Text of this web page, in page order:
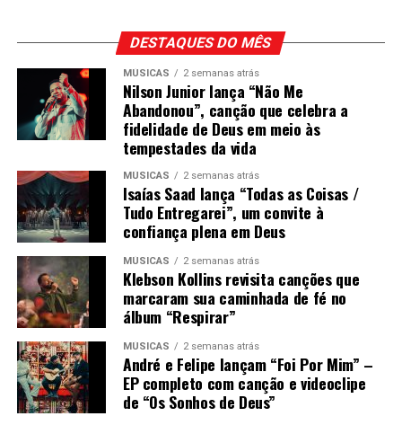
DESTAQUES DO MÊS
MÚSICAS 2 semanas atrás
Nilson Junior lança “Não Me
Abandonou”, canção que celebra a
fidelidade de Deus em meio às
tempestades da vida
MÚSICAS 2 semanas atrás
Isaías Saad lança “Todas as Coisas /
Tudo Entregarei”, um convite à
confiança plena em Deus
MÚSICAS 2 semanas atrás
Klebson Kollins revisita canções que
marcaram sua caminhada de fé no
álbum “Respirar”
MÚSICAS 2 semanas atrás
André e Felipe lançam “Foi Por Mim” –
EP completo com canção e videoclipe
de “Os Sonhos de Deus”